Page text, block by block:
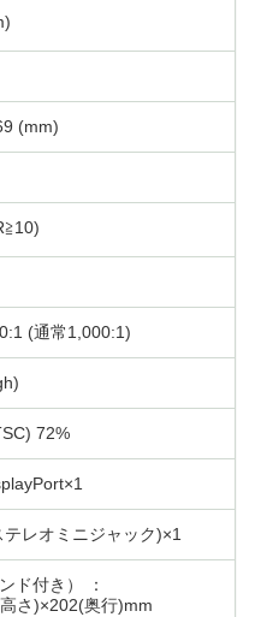
(mm)
(通常1,000:1)
72%
レオミニジャック)×1
ド付き） ：
さ)×202(奥行)mm